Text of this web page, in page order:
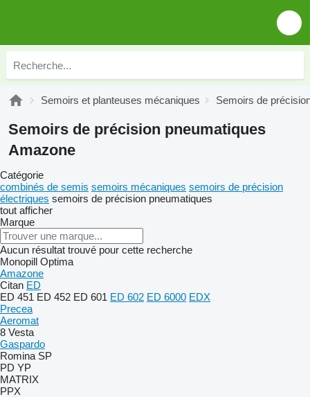
Semoirs et planteuses mécaniques Semoirs de
Semoirs de précision pneumatiques
Amazone
Catégorie
combinés de semis semoirs mécaniques semoirs de précision
électriques semoirs de précision pneumatiques
tout afficher
Marque
Aucun résultat trouvé pour cette recherche
Monopill Optima
Amazone
Citan ED
ED 451 ED 452 ED 601 ED 602 ED 6000 EDX
Precea
Aeromat
8 Vesta
Gaspardo
Romina SP
PD YP
MATRIX
PPX